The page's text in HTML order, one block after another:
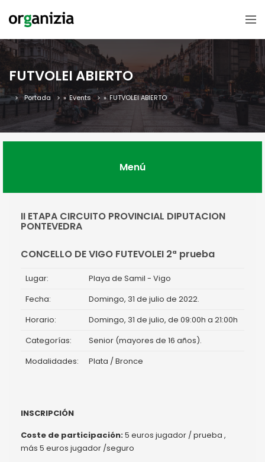
FUTVOLEI ABIERTO
Portada » Events » FUTVOLEI ABIERTO
Menú
II ETAPA CIRCUITO PROVINCIAL DIPUTACION
PONTEVEDRA
CONCELLO DE VIGO FUTEVOLEI 2ª prueba
Lugar:
Playa de Samil - Vigo
Fecha:
Domingo, 31 de julio de 2022.
Horario:
Domingo, 31 de julio, de 09:00h a 21:00h
Categorías:
Senior (mayores de 16 años).
Modalidades:
Plata / Bronce
INSCRIPCIÓN
Coste de participación:5 euros jugador / prueba ,
más 5 euros jugador /seguro